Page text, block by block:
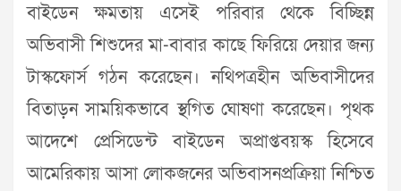
বাইডেন ক্ষমতায় এসেই পরিবার থেকে বিচ্ছিন্ন
অভিবাসী শিশুদের মা-বাবার কাছে ফিরিয়ে দেয়ার জন্য
টাস্কফোর্স গঠন করেছেন। নথিপত্রহীন অভিবাসীদের
বিতাড়ন সাময়িকভাবে স্থগিত ঘোষণা করেছেন। পৃথক
আদেশে প্রেসিডেন্ট বাইডেন অপ্রাপ্তবয়স্ক হিসেবে
আমেরিকায় আসা লোকজনের অভিবাসনপ্রক্রিয়া নিশ্চিত